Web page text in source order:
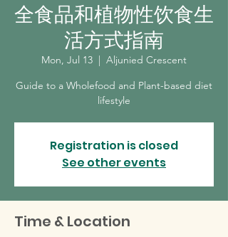
全食品和植物性饮食生
活方式指南
Mon, Jul 13
  |
Aljunied Crescent
Guide to a Wholefood and Plant-based diet
lifestyle
Registration is closed
See other events
Time & Location